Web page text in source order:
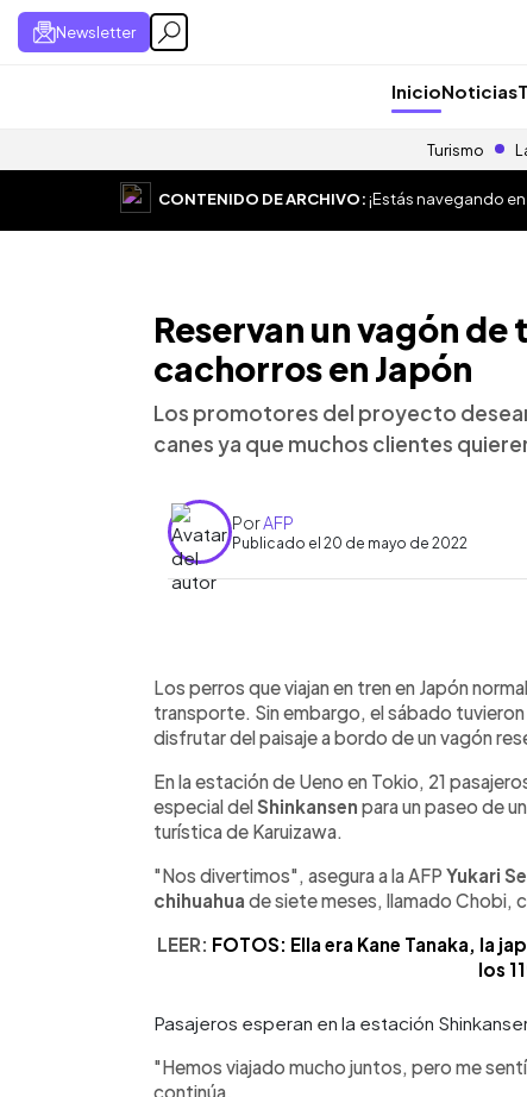
Newsletter
InicioNoticias
Turismo
CONTENIDO DE ARCHIVO:¡Estás navegando
Reservan un vagón
cachorros en Japón
Los promotores del proyecto
canes ya que muchos clientes
PorAFP
Publicado el 20 de mayo de 2022
Escuchar artículo
Los perros que viajan en tren en Japón
transporte. Sin embargo, el sábado
disfrutar del paisaje a bordo de un vagón
En la estación de Ueno en Tokio, 21
especial del Shinkansen para un paseo de
turística de Karuizawa.
"Nos divertimos", asegura a la AFP Yukari
chihuahua de siete meses, llamado Chobi,
LEER: FOTOS: Ella era Kane Tanaka, la
los
Pasajeros esperan en la estación
"Hemos viajado mucho juntos, pero me
continúa.